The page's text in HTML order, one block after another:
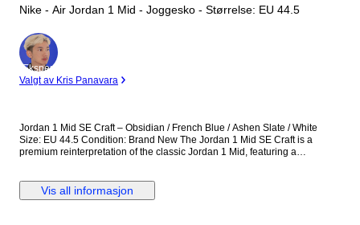
Nike - Air Jordan 1 Mid - Joggesko - Størrelse: EU 44.5
Ekspert
Valgt av Kris Panavara
Jordan 1 Mid SE Craft – Obsidian / French Blue / Ashen Slate / White
Size: EU 44.5 Condition: Brand New The Jordan 1 Mid SE Craft is a
premium reinterpretation of the classic Jordan 1 Mid, featuring a
offering a stylish and contemporary look. Perfect for collectors and
sneaker enthusiasts seeking a unique and wearable Jordan 1. Details:
Vis all informasjon